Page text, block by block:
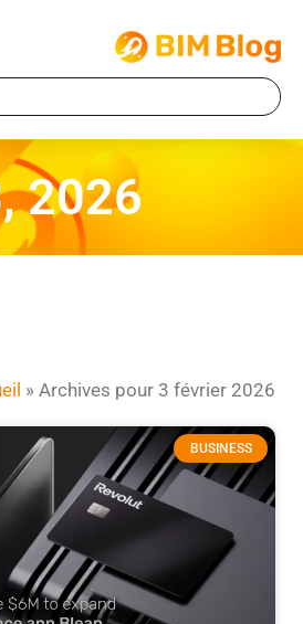
2026
» Archives pour 3 février 2026
BUSINESS